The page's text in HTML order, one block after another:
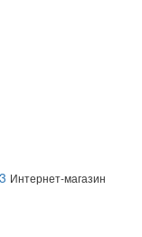
Интернет-магазин